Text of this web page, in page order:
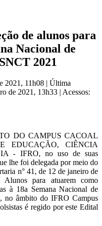
de alunos para
Nacional de
2021
2021, 11h08 | Última
de 2021, 13h33 | Acessos:
DO CAMPUS CACOAL
EDUCAÇÃO, CIÊNCIA
- IFRO, no uso de suas
lhe foi delegada por meio do
n° 41, de 12 de janeiro de
para atuarem como
à 18a Semana Nacional de
no âmbito do IFRO Campus
é regido por este Edital